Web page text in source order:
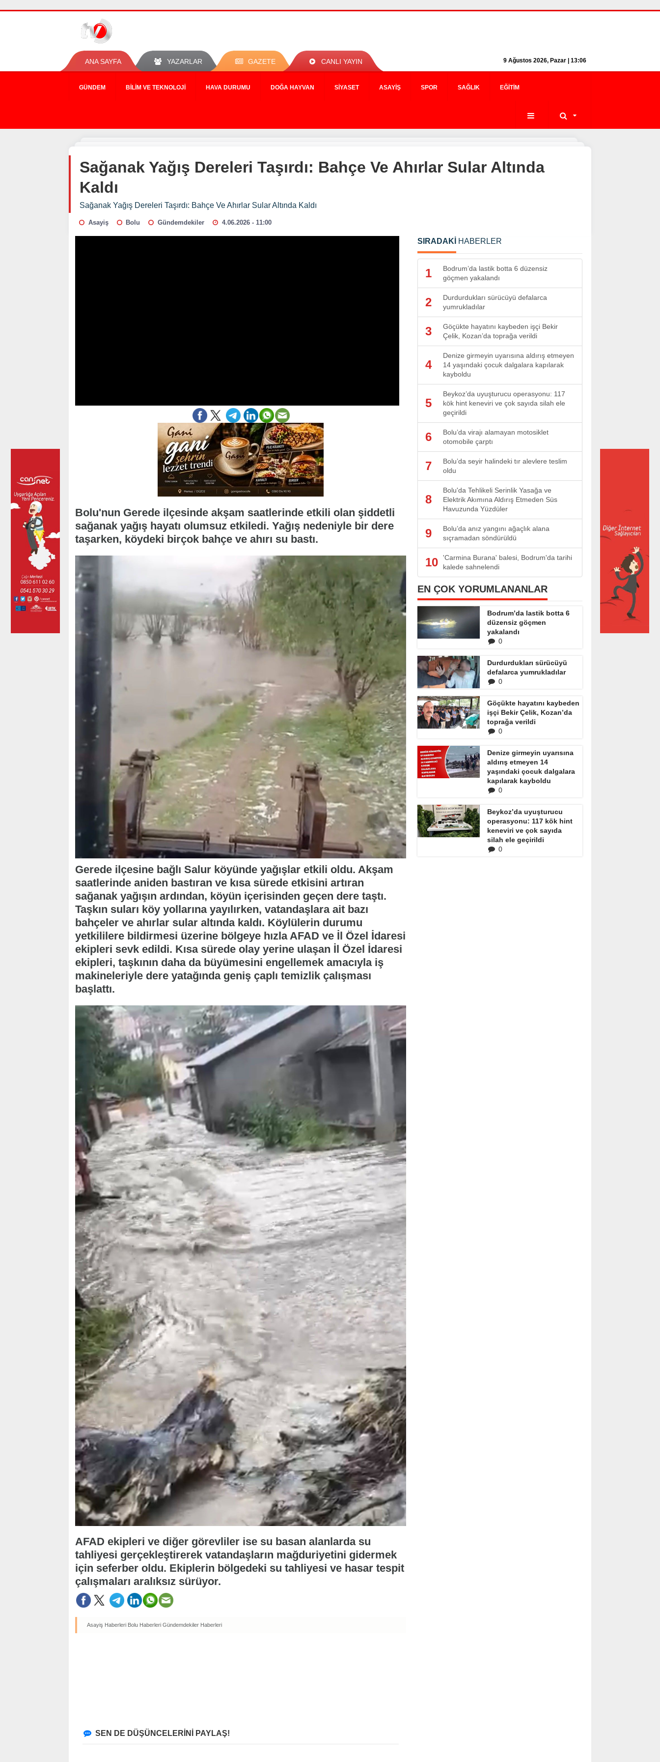
ANA SAYFA YAZARLAR GAZETE CANLI YAYIN 9 Ağustos 2026, Pazar | 13:06
GÜNDEM BILIM VE TEKNOLOJI HAVA DURUMU DOĞA HAYVAN SIYASET ASAYIŞ SPOR SAĞLIK EĞITIM
Sağanak Yağış Dereleri Taşırdı: Bahçe Ve Ahırlar Sular Altında
Kaldı
Sağanak Yağış Dereleri Taşırdı: Bahçe Ve Ahırlar Sular Altında Kaldı
Asayiş Bolu Gündemdekiler 4.06.2026 - 11:00
Bolu'nun Gerede ilçesinde akşam saatlerinde etkili olan şiddetli
sağanak yağış hayatı olumsuz etkiledi. Yağış nedeniyle bir dere
taşarken, köydeki birçok bahçe ve ahırı su bastı.
Gerede ilçesine bağlı Salur köyünde yağışlar etkili oldu. Akşam
saatlerinde aniden bastıran ve kısa sürede etkisini artıran
sağanak yağışın ardından, köyün içerisinden geçen dere taştı.
Taşkın suları köy yollarına yayılırken, vatandaşlara ait bazı
bahçeler ve ahırlar sular altında kaldı. Köylülerin durumu
yetkililere bildirmesi üzerine bölgeye hızla AFAD ve İl Özel İdaresi
ekipleri sevk edildi. Kısa sürede olay yerine ulaşan İl Özel İdaresi
ekipleri, taşkının daha da büyümesini engellemek amacıyla iş
makineleriyle dere yatağında geniş çaplı temizlik çalışması
başlattı.
AFAD ekipleri ve diğer görevliler ise su basan alanlarda su
tahliyesi gerçekleştirerek vatandaşların mağduriyetini gidermek
için seferber oldu. Ekiplerin bölgedeki su tahliyesi ve hasar tespit
çalışmaları aralıksız sürüyor.
Asayiş Haberleri Bolu Haberleri Gündemdekiler Haberleri
SEN DE DÜŞÜNCELERİNİ PAYLAŞ!
SIRADAKİ HABERLER
1
Bodrum’da lastik botta 6 düzensiz
göçmen yakalandı
2
Durdurdukları sürücüyü defalarca
yumrukladılar
3
Göçükte hayatını kaybeden işçi Bekir
Çelik, Kozan’da toprağa verildi
4
Denize girmeyin uyarısına aldırış etmeyen
14 yaşındaki çocuk dalgalara kapılarak
kayboldu
5
Beykoz’da uyuşturucu operasyonu: 117
kök hint keneviri ve çok sayıda silah ele
geçirildi
6
Bolu’da virajı alamayan motosiklet
otomobile çarptı
7
Bolu’da seyir halindeki tır alevlere teslim
oldu
8
Bolu'da Tehlikeli Serinlik Yasağa ve
Elektrik Akımına Aldırış Etmeden Süs
Havuzunda Yüzdüler
9
Bolu’da anız yangını ağaçlık alana
sıçramadan söndürüldü
10
'Carmina Burana' balesi, Bodrum'da tarihi
kalede sahnelendi
EN ÇOK YORUMLANANLAR
Bodrum’da lastik botta 6
düzensiz göçmen
yakalandı
0
Durdurdukları sürücüyü
defalarca yumrukladılar
0
Göçükte hayatını kaybeden
işçi Bekir Çelik, Kozan’da
toprağa verildi
0
Denize girmeyin uyarısına
aldırış etmeyen 14
yaşındaki çocuk dalgalara
kapılarak kayboldu
0
Beykoz’da uyuşturucu
operasyonu: 117 kök hint
keneviri ve çok sayıda
silah ele geçirildi
0